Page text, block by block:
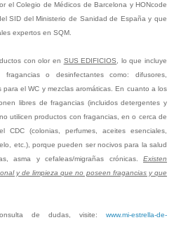
el Colegio de Médicos de Barcelona y HONcode
SID del Ministerio de Sanidad de España y que
expertos en SQM.
con olor en SUS EDIFICIOS
, lo que incluye
o desinfectantes como: difusores,
el WC y mezclas aromáticas. En cuanto a los
libres de fragancias (incluidos detergentes y
utilicen productos con fragancias, en o cerca de
(colonias, perfumes, aceites esenciales,
etc.), porque pueden ser nocivos para la salud
asma y cefaleas/migrañas crónicas. Existen
y de limpieza que no poseen fragancias y que
de dudas, visite: www.mi-estrella-de-